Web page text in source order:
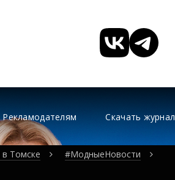
Рекламодателям Скачать журнал
Томске #МодныеНовости